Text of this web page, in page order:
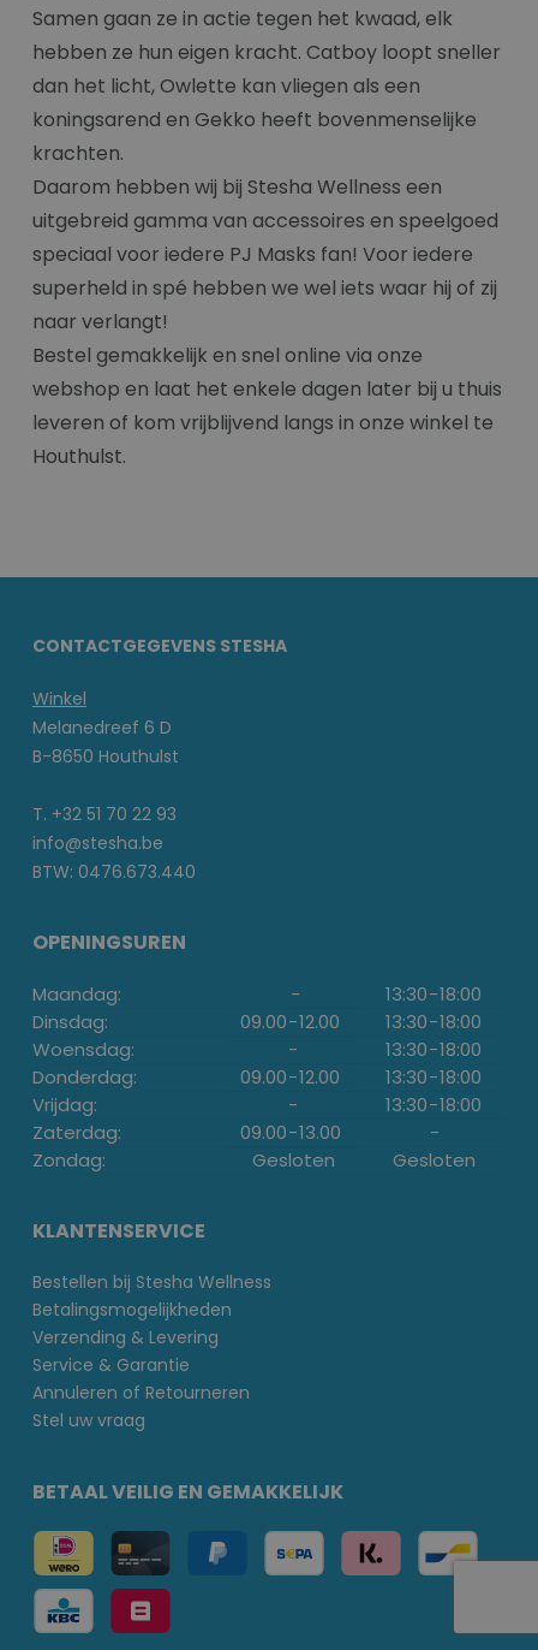
Samen gaan ze in actie tegen het kwaad, elk
hebben ze hun eigen kracht. Catboy loopt sneller
dan het licht, Owlette kan vliegen als een
koningsarend en Gekko heeft bovenmenselijke
krachten.
Daarom hebben wij bij Stesha Wellness een
uitgebreid gamma van accessoires en speelgoed
speciaal voor iedere PJ Masks fan! Voor iedere
superheld in spé hebben we wel iets waar hij of zij
naar verlangt!
Bestel gemakkelijk en snel online via onze
webshop en laat het enkele dagen later bij u thuis
leveren of kom vrijblijvend langs in onze winkel te
Houthulst.
CONTACTGEGEVENS STESHA
Winkel
Melanedreef 6 D
B-8650 Houthulst
T. +32 51 70 22 93
info@stesha.be
BTW: 0476.673.440
OPENINGSUREN
Maandag: - 13:30-18:00
Dinsdag:
09.00-12.00 13:30-18:00
Woensdag:
- 13:30-18:00
Donderdag:
09.00-12.00 13:30-18:00
Vrijdag:
- 13:30-18:00
Zaterdag:
09.00-13.00
-
Zondag:
Gesloten Gesloten
KLANTENSERVICE
Bestellen bij Stesha Wellness
Betalingsmogelijkheden
Verzending & Levering
Service & Garantie
Annuleren of Retourneren
Stel uw vraag
BETAAL VEILIG EN GEMAKKELIJK